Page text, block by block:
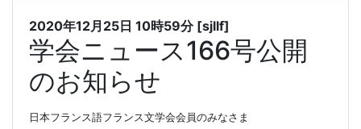
2020年12月25日 10時59分 [sjllf]
学会ニュース166号公開
のお知らせ
日本フランス語フランス文学会会員のみなさま